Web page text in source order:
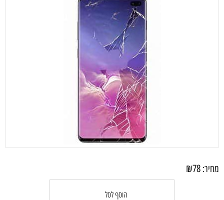
מחיר: ₪78
הוסף לסל